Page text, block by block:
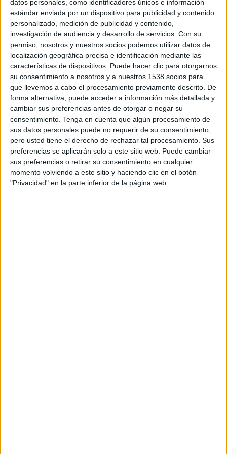
datos personales, como identificadores únicos e información
estándar enviada por un dispositivo para publicidad y contenido
personalizado, medición de publicidad y contenido,
investigación de audiencia y desarrollo de servicios. Con su
permiso, nosotros y nuestros socios podemos utilizar datos de
localización geográfica precisa e identificación mediante las
características de dispositivos. Puede hacer clic para otorgarnos
su consentimiento a nosotros y a nuestros 1538 socios para
que llevemos a cabo el procesamiento previamente descrito. De
forma alternativa, puede acceder a información más detallada y
cambiar sus preferencias antes de otorgar o negar su
consentimiento. Tenga en cuenta que algún procesamiento de
sus datos personales puede no requerir de su consentimiento,
pero usted tiene el derecho de rechazar tal procesamiento. Sus
preferencias se aplicarán solo a este sitio web. Puede cambiar
sus preferencias o retirar su consentimiento en cualquier
momento volviendo a este sitio y haciendo clic en el botón
"Privacidad" en la parte inferior de la página web.
ese instante, me convertí en padre.
Y aunque sería un despropósito comparar la
llegada de un hijo al mundo con nuestro oficio,
esta diferencia entre cómo el cerebro y el
corazón absorben un mensaje es la metáfora
perfecta para diagnosticar el estado de la
industria creativa.
Es innegable: la inteligencia artificial y los
avances tecnológicos han transformado la
creatividad. Han hecho más fácil, rápido y
eficiente conectar marcas con consumidores.
Análisis predictivos, recomendaciones
personalizadas y algoritmos que leen nuestras
intenciones incluso antes de que las tengamos...
Todo esto suena a revolución, ¿no? Pero aquí